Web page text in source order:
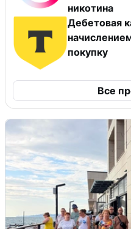
никотина
Дебетовая
покупку
Все